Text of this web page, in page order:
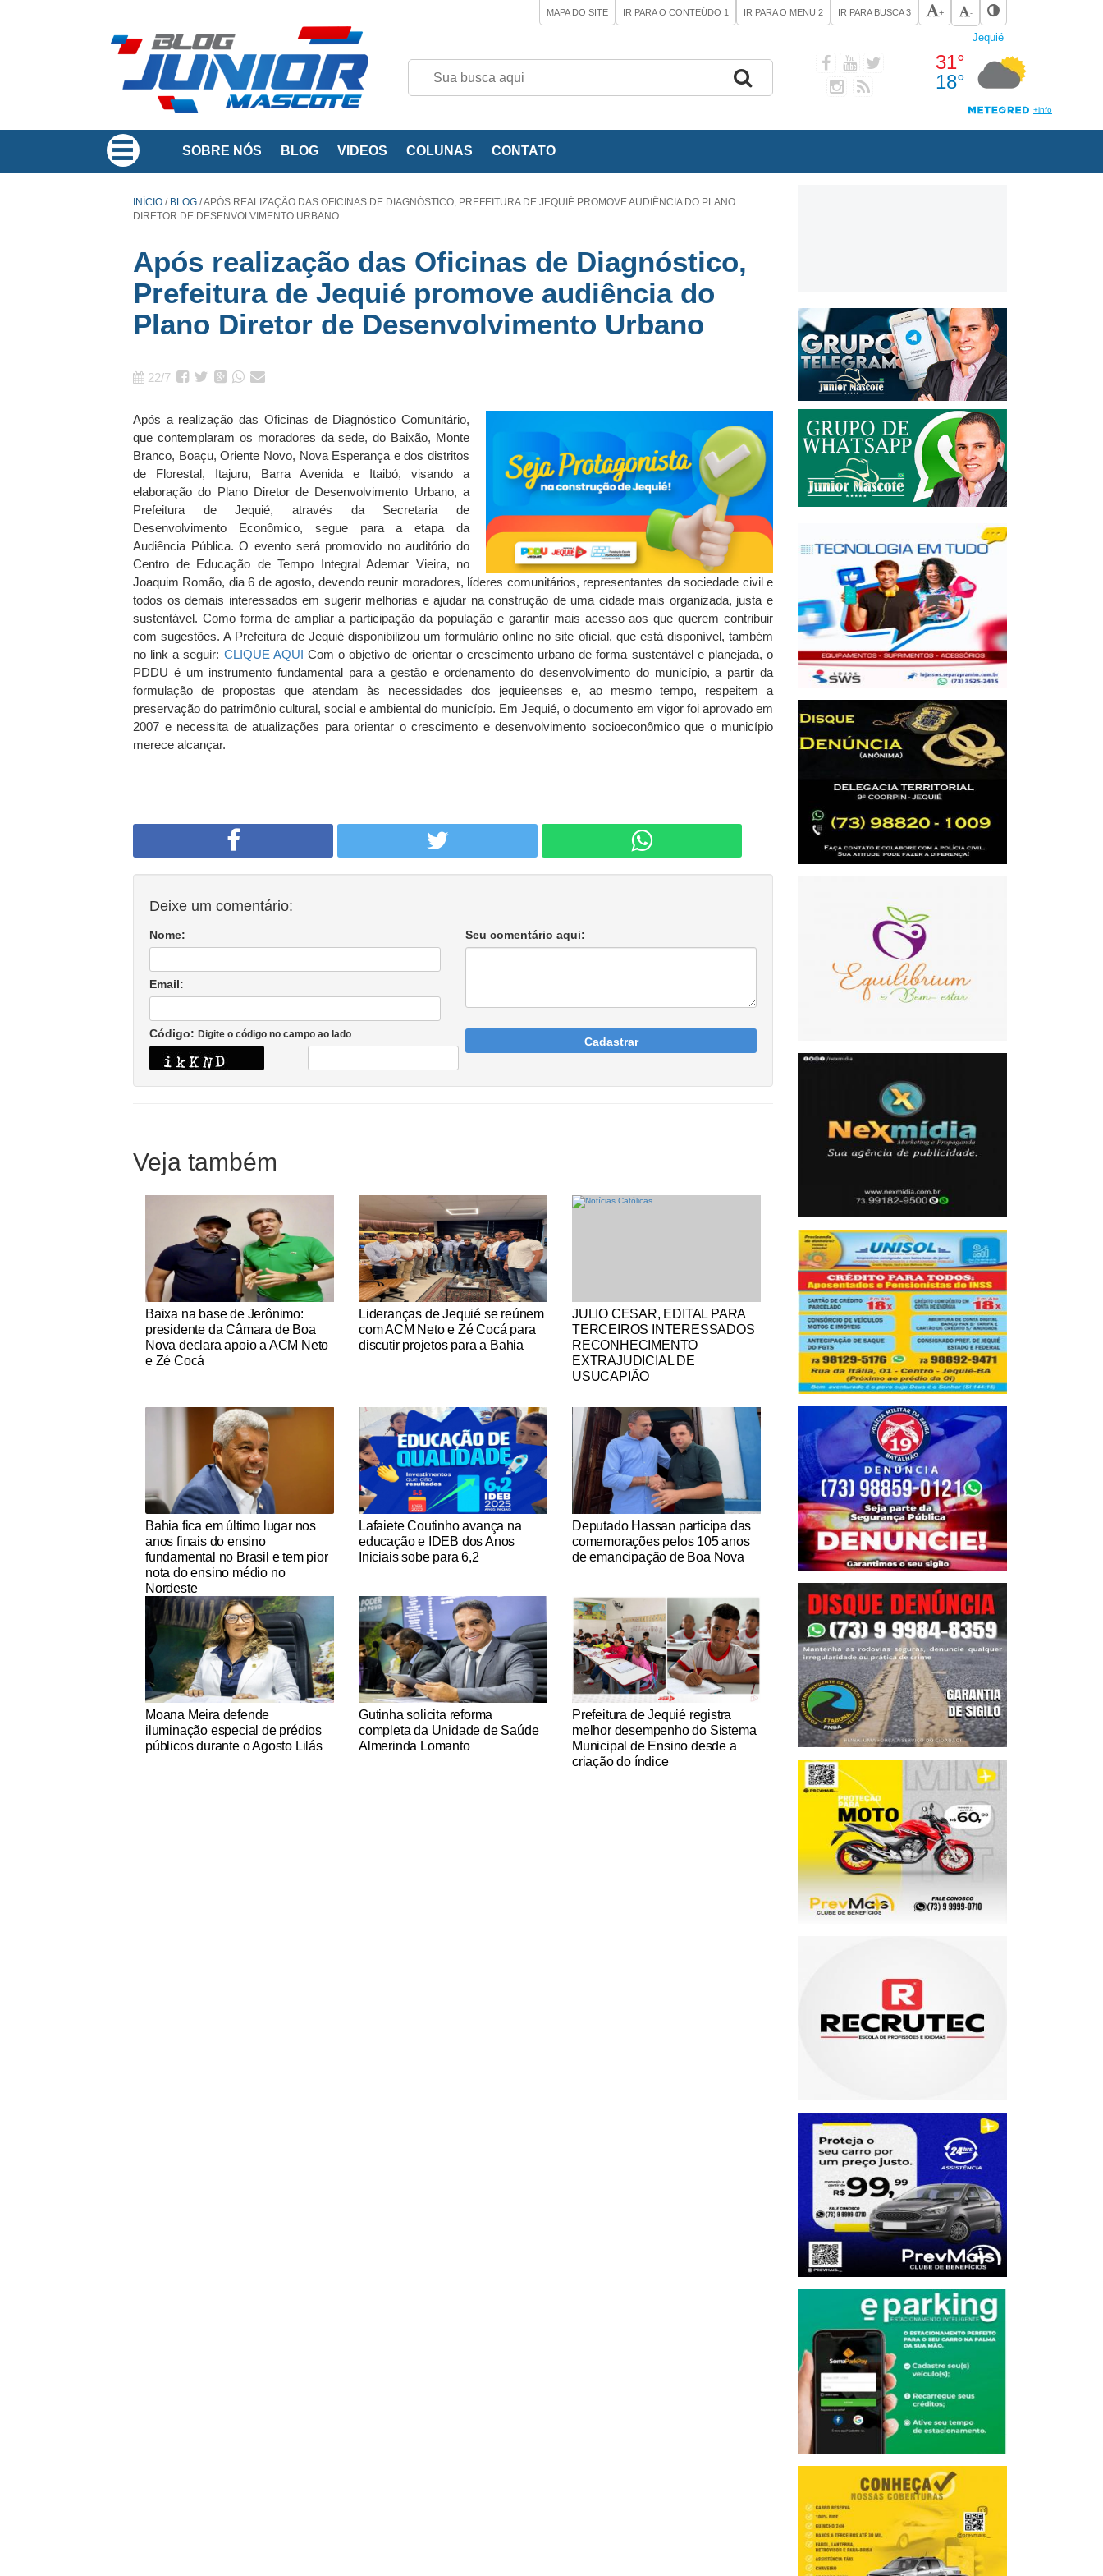
MAPA DO SITE IR PARA O CONTEÚDO 1 IR PARA O MENU 2 IR PARA BUSCA3 + -
SOBRE NÓS BLOG VIDEOS COLUNAS CONTATO
INÍCIO / BLOG /APÓS REALIZAÇÃO DAS OFICINAS DE DIAGNÓSTICO, PREFEITURA DE JEQUIÉ PROMOVE AUDIÊNCIA DO PLANO
DIRETOR DE DESENVOLVIMENTO URBANO
Após realização das Oficinas de Diagnóstico,
Prefeitura de Jequié promove audiência do
Plano Diretor de Desenvolvimento Urbano
22/7
Após a realização das Oficinas de Diagnóstico Comunitário,
que contemplaram os moradores da sede, do Baixão, Monte
Branco, Boaçu, Oriente Novo, Nova Esperança e dos distritos
de Florestal, Itajuru, Barra Avenida e Itaibó, visando a
elaboração do Plano Diretor de Desenvolvimento Urbano, a
Prefeitura de Jequié, através da Secretaria de
Desenvolvimento Econômico, segue para a etapa da
Audiência Pública. O evento será promovido no auditório do
Centro de Educação de Tempo Integral Ademar Vieira, no
Joaquim Romão, dia 6 de agosto, devendo reunir moradores, líderes comunitários, representantes da sociedade civil e
todos os demais interessados em sugerir melhorias e ajudar na construção de uma cidade mais organizada, justa e
sustentável. Como forma de ampliar a participação da população e garantir mais acesso aos que querem contribuir
com sugestões. A Prefeitura de Jequié disponibilizou um formulário online no site oficial, que está disponível, também
no link a seguir: CLIQUE AQUI Com o objetivo de orientar o crescimento urbano de forma sustentável e planejada, o
PDDU é um instrumento fundamental para a gestão e ordenamento do desenvolvimento do município, a partir da
formulação de propostas que atendam às necessidades dos jequieenses e, ao mesmo tempo, respeitem a
preservação do patrimônio cultural, social e ambiental do município. Em Jequié, o documento em vigor foi aprovado em
2007 e necessita de atualizações para orientar o crescimento e desenvolvimento socioeconômico que o município
merece alcançar.
Deixe um comentário:
Nome:
Email:
Código: Digite o código no campo ao lado
Seu comentário aqui:
Cadastrar
Veja também
Notícias Católicas
Baixa na base de Jerônimo:
presidente da Câmara de Boa
Nova declara apoio a ACM Neto
e Zé Cocá
Notícias Católicas
Lideranças de Jequié se reúnem
com ACM Neto e Zé Cocá para
discutir projetos para a Bahia
Notícias Católicas
JULIO CESAR, EDITAL PARA
TERCEIROS INTERESSADOS
RECONHECIMENTO
EXTRAJUDICIAL DE
USUCAPIÃO
Notícias Católicas
Bahia fica em último lugar nos
anos finais do ensino
fundamental no Brasil e tem pior
nota do ensino médio no
Nordeste
Notícias Católicas
Lafaiete Coutinho avança na
educação e IDEB dos Anos
Iniciais sobe para 6,2
Notícias Católicas
Deputado Hassan participa das
comemorações pelos 105 anos
de emancipação de Boa Nova
Notícias Católicas
Moana Meira defende
iluminação especial de prédios
públicos durante o Agosto Lilás
Notícias Católicas
Gutinha solicita reforma
completa da Unidade de Saúde
Almerinda Lomanto
Notícias Católicas
Prefeitura de Jequié registra
melhor desempenho do Sistema
Municipal de Ensino desde a
criação do índice